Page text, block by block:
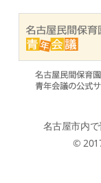
名古屋市内
©